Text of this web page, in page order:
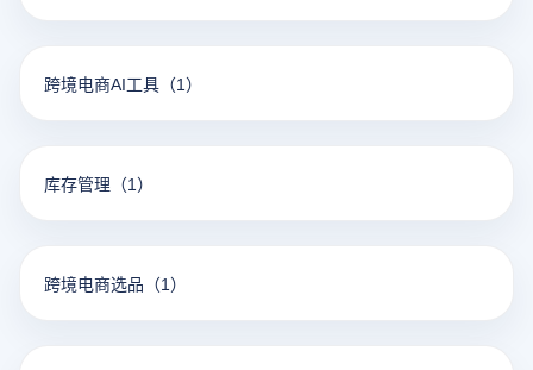
跨境电商AI工具 （1）
库存管理 （1）
跨境电商选品 （1）